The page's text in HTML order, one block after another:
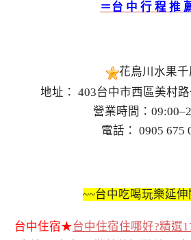
＝台 中 行 程 推
花鳥川水果千
地址： 403台中市西區美村
營業時間：
電話： 0905 675
~~台中吃喝玩樂延伸
台中住宿★台中住宿住哪好?精選